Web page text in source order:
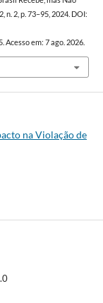
n. 2, p. 73–95, 2024. DOI:
em: 7 ago. 2026.
na Violação de